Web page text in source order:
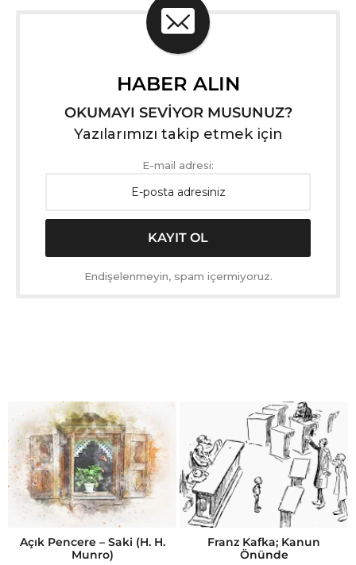
HABER ALIN
OKUMAYI SEVİYOR MUSUNUZ?
Yazılarımızı takip etmek için
E-mail adresi:
Endişelenmeyin, spam içermiyoruz.
Açık Pencere – Saki (H. H.
Munro)
Franz Kafka; Kanun
Önünde